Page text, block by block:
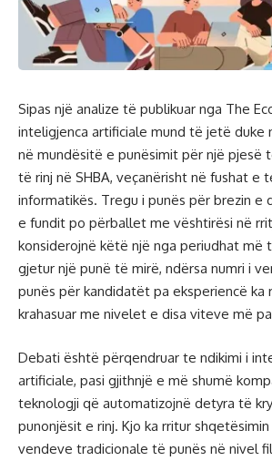
Sipas një analize të publikuar nga The
inteligjenca artificiale mund të jetë duke
në mundësitë e punësimit për një pjesë
të rinj në SHBA, veçanërisht në fushat e
informatikës. Tregu i punës për brezin e
e fundit po përballet me vështirësi në
konsiderojnë këtë një nga periudhat më
gjetur një punë të mirë, ndërsa numri i
punës për kandidatët pa eksperiencë ka
krahasuar me nivelet e disa viteve më
Debati është përqendruar te ndikimi i
artificiale, pasi gjithnjë e më shumë
teknologji që automatizojnë detyra të
punonjësit e rinj. Kjo ka rritur
vendeve tradicionale të punës në nivel